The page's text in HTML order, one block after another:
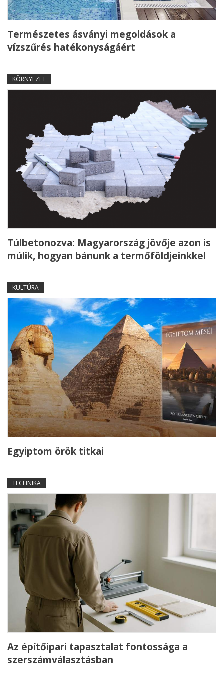
Természetes ásványi megoldások a
vízszűrés hatékonyságáért
KÖRNYEZET
Túlbetonozva: Magyarország jövője azon is
múlik, hogyan bánunk a termőföldjeinkkel
KULTÚRA
Egyiptom örök titkai
TECHNIKA
Az építőipari tapasztalat fontossága a
szerszámválasztásban